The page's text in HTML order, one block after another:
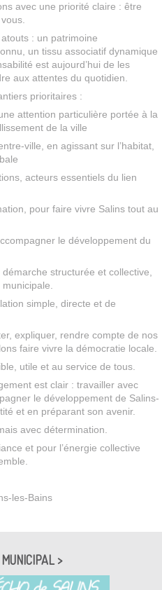
avec une priorité claire : être
: un patrimoine
un tissu associatif dynamique
est aujourd’hui de les
aux attentes du quotidien.
prioritaires :
attention particulière portée à la
de la ville
ville, en agissant sur l’habitat,
acteurs essentiels du lien
pour faire vivre Salins tout au
le développement du
structurée et collective,
municipale.
simple, directe et de
expliquer, rendre compte de nos
faire vivre la démocratie locale.
utile et au service de tous.
est clair : travailler avec
le développement de Salins-
et en préparant son avenir.
avec détermination.
et pour l’énergie collective
les-Bains
>